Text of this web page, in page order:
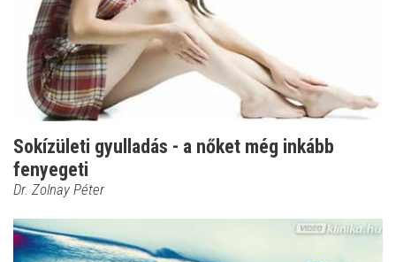
Sokízületi gyulladás - a nőket még inkább
fenyegeti
Dr. Zolnay Péter